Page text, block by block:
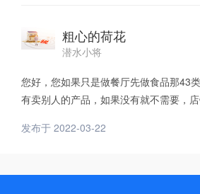
粗心的荷花
潜水小将
您好，您如果只是做餐厅先做食品那43
有卖别人的产品，如果没有就不需要，
发布于 2022-03-22